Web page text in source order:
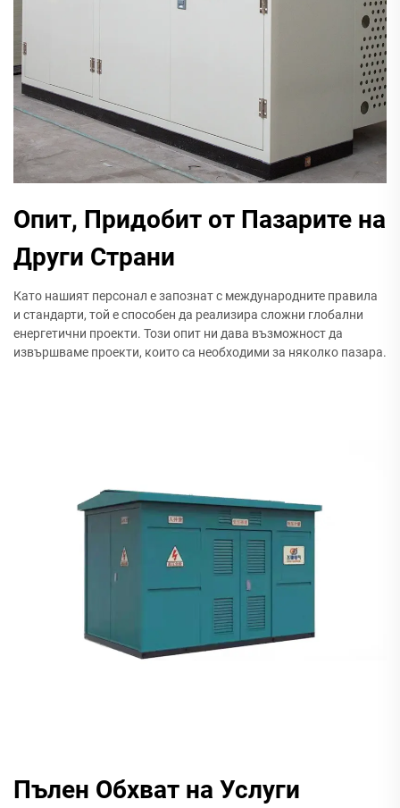
Опит, Придобит от Пазарите на
Други Страни
Като нашият персонал е запознат с международните правила
и стандарти, той е способен да реализира сложни глобални
енергетични проекти. Този опит ни дава възможност да
извършваме проекти, които са необходими за няколко пазара.
Пълен Обхват на Услуги